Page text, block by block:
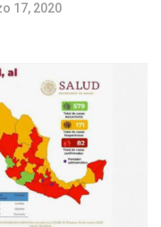
17, 2020